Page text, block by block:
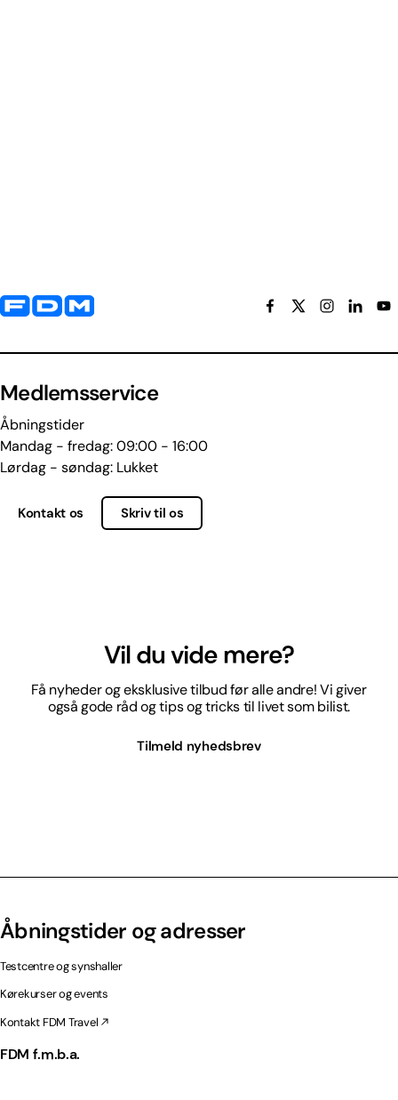
Yderligere information og kontaktoplysninger
Medlemsservice
Åbningstider
Mandag - fredag: 09:00 - 16:00
Lørdag - søndag: Lukket
Kontakt os Skriv til os
Vil du vide mere?
Få nyheder og eksklusive tilbud før alle andre! Vi giver
også gode råd og tips og tricks til livet som bilist.
Tilmeld nyhedsbrev
Åbningstider og adresser
Testcentre og synshaller
Kørekurser og events
Kontakt FDM Travel
FDM f.m.b.a.